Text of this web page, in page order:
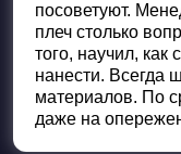
посоветуют.
плеч столько
того, научил, как
нанести. Всегда
материалов. По
даже на